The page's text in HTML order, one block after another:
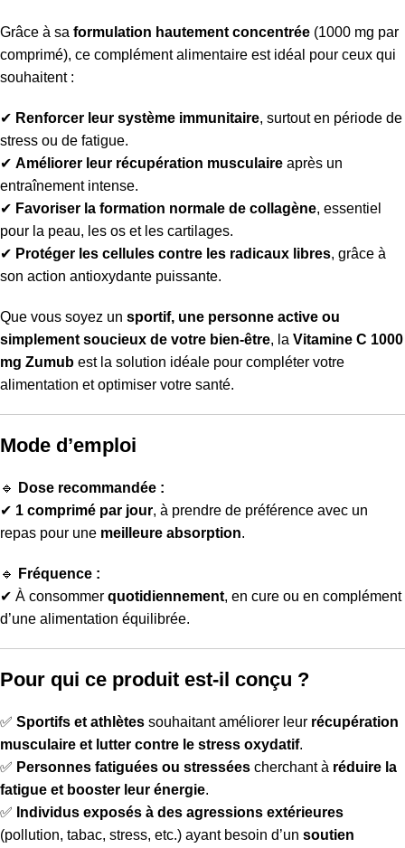
Grâce à sa formulation hautement concentrée (1000 mg par
comprimé), ce complément alimentaire est idéal pour ceux qui
souhaitent :
✔ Renforcer leur système immunitaire, surtout en période de
stress ou de fatigue.
✔ Améliorer leur récupération musculaire après un
entraînement intense.
✔ Favoriser la formation normale de collagène, essentiel
pour la peau, les os et les cartilages.
✔ Protéger les cellules contre les radicaux libres, grâce à
son action antioxydante puissante.
Que vous soyez un sportif, une personne active ou
simplement soucieux de votre bien-être, la Vitamine C 1000
mg Zumub est la solution idéale pour compléter votre
alimentation et optimiser votre santé.
Mode d’emploi
🔹
Dose recommandée :
✔ 1 comprimé par jour, à prendre de préférence avec un
repas pour une meilleure absorption.
🔹
Fréquence :
✔ À consommer quotidiennement, en cure ou en complément
d’une alimentation équilibrée.
Pour qui ce produit est-il conçu ?
✅ Sportifs et athlètes souhaitant améliorer leur récupération
musculaire et lutter contre le stress oxydatif.
✅ Personnes fatiguées ou stressées cherchant à réduire la
fatigue et booster leur énergie.
✅ Individus exposés à des agressions extérieures
(pollution, tabac, stress, etc.) ayant besoin d’un soutien